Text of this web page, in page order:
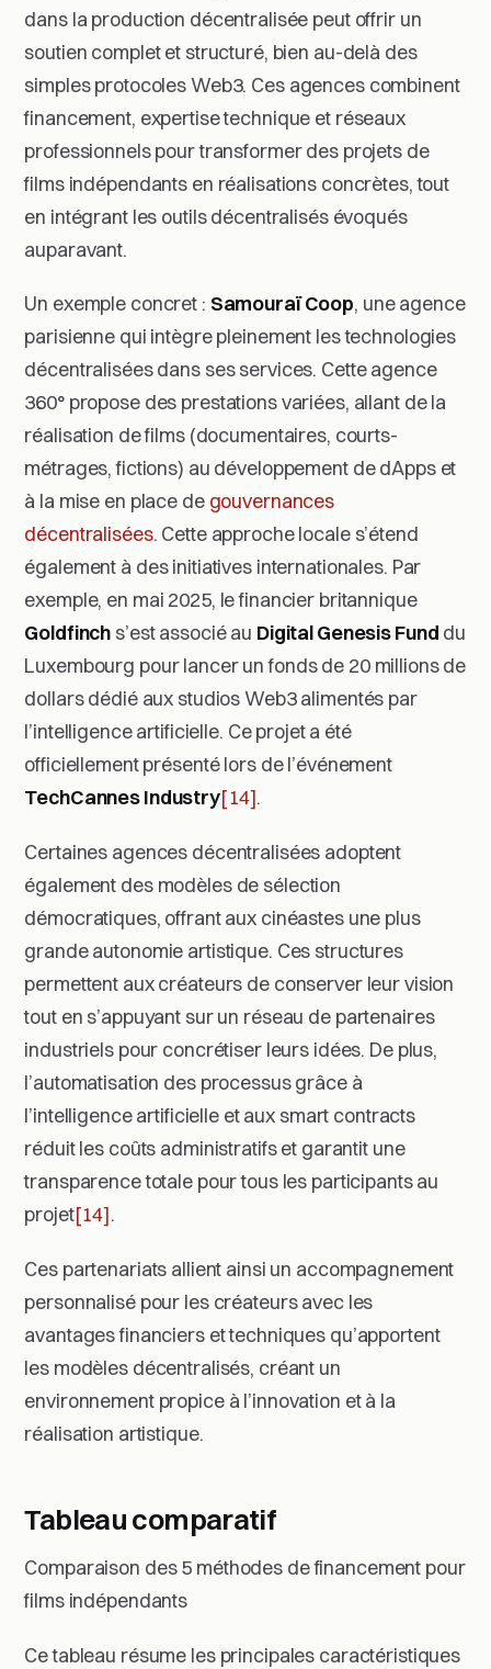
dans la production décentralisée peut offrir un
soutien complet et structuré, bien au-delà des
simples protocoles Web3. Ces agences combinent
financement, expertise technique et réseaux
professionnels pour transformer des projets de
films indépendants en réalisations concrètes, tout
en intégrant les outils décentralisés évoqués
auparavant.
Un exemple concret : Samouraï Coop, une agence
parisienne qui intègre pleinement les technologies
décentralisées dans ses services. Cette agence
360° propose des prestations variées, allant de la
réalisation de films (documentaires, courts-
métrages, fictions) au développement de dApps et
à la mise en place de gouvernances
décentralisées. Cette approche locale s’étend
également à des initiatives internationales. Par
exemple, en mai 2025, le financier britannique
Goldfinch s’est associé au Digital Genesis Fund du
Luxembourg pour lancer un fonds de 20 millions de
dollars dédié aux studios Web3 alimentés par
l’intelligence artificielle. Ce projet a été
officiellement présenté lors de l’événement
TechCannes Industry[14].
Certaines agences décentralisées adoptent
également des modèles de sélection
démocratiques, offrant aux cinéastes une plus
grande autonomie artistique. Ces structures
permettent aux créateurs de conserver leur vision
tout en s’appuyant sur un réseau de partenaires
industriels pour concrétiser leurs idées. De plus,
l’automatisation des processus grâce à
l’intelligence artificielle et aux smart contracts
réduit les coûts administratifs et garantit une
transparence totale pour tous les participants au
projet[14].
Ces partenariats allient ainsi un accompagnement
personnalisé pour les créateurs avec les
avantages financiers et techniques qu’apportent
les modèles décentralisés, créant un
environnement propice à l’innovation et à la
réalisation artistique.
Tableau comparatif
Comparaison des 5 méthodes de financement pour
films indépendants
Ce tableau résume les principales caractéristiques